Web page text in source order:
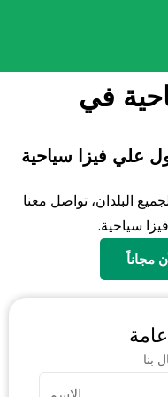
في
علي فيزا سياحية
البلدان، تواصل معنا
سياحية.
مجاناً
بنا